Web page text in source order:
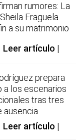
rumores: La
Fraguela
a su matrimonio
Leer artículo
prepara
a los escenarios
tras tres
ausencia
Leer artículo